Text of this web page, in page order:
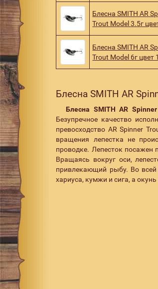
Блесна SMITH AR
Trout Model 3.5г
Блесна SMITH AR
Trout Model 6г цвет
Блесна SMITH AR
Блесна SMITH AR
Безупречное качество
превосходство AR Spinner
вращения лепестка не
проводке. Лепесток посажен
Вращаясь вокруг оси,
привлекающий рыбу. Во всей
хариуса, кумжи и сига, а